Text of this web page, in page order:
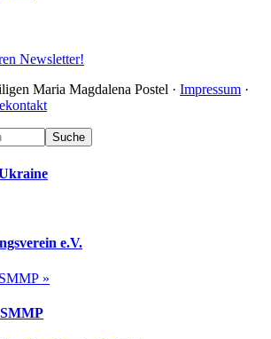
Newsletter!
Maria Magdalena Postel · Impressum ·
e.V.
»
SMMP